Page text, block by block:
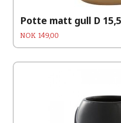
Potte matt gull D
Pris
NOK 149,00